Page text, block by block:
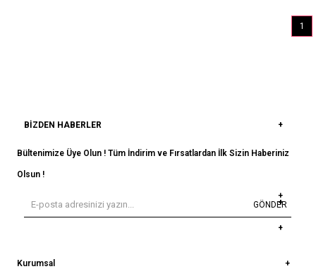
1
BIZDEN HABERLER
Bültenimize Üye Olun ! Tüm İndirim ve Fırsatlardan İlk Sizin Haberiniz
Olsun !
GÖNDER
Kurumsal